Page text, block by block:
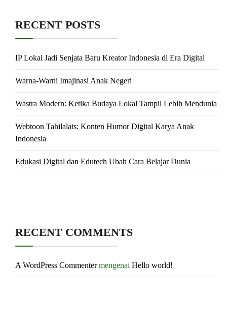
RECENT POSTS
IP Lokal Jadi Senjata Baru Kreator Indonesia di Era Digital
Warna-Warni Imajinasi Anak Negeri
Wastra Modern: Ketika Budaya Lokal Tampil Lebih Mendunia
Webtoon Tahilalats: Konten Humor Digital Karya Anak
Indonesia
Edukasi Digital dan Edutech Ubah Cara Belajar Dunia
RECENT COMMENTS
A WordPress Commentermengenai Hello world!